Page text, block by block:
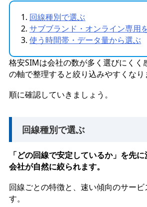
回線種別で選ぶ
サブブランド・オンライン専用
使う時間帯・データ量から選ぶ
格安SIMは会社の数が多く選びにくく
の軸で整理すると絞り込みやすくなり
順に確認していきましょう。
回線種別で選ぶ
「どの回線で安定しているか」を先
会社が自然に絞られます。
回線ごとの特徴と、速い傾向のサー
す。